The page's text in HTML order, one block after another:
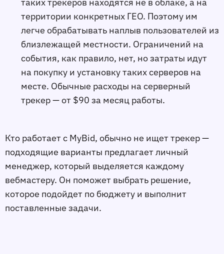
территории конкретных ГЕО. Поэтому им
легче обрабатывать наплыв пользователей из
близлежащей местности. Ограничений на
события, как правило, нет, но затраты идут
на покупку и установку таких серверов на
месте. Обычные расходы на серверный
трекер — от $90 за месяц работы.
Кто работает с MyBid, обычно не ищет трекер —
подходящие варианты предлагает личный
менеджер, который выделяется каждому
вебмастеру. Он поможет выбрать решение,
которое подойдет по бюджету и выполнит
поставленные задачи.